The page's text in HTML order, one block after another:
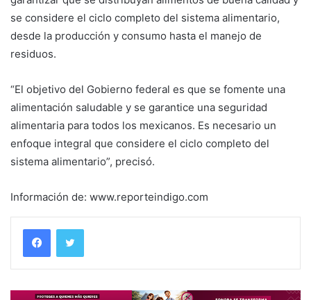
se considere el ciclo completo del sistema alimentario,
desde la producción y consumo hasta el manejo de
residuos.
“El objetivo del Gobierno federal es que se fomente una
alimentación saludable y se garantice una seguridad
alimentaria para todos los mexicanos. Es necesario un
enfoque integral que considere el ciclo completo del
sistema alimentario”, precisó.
Información de: www.reporteindigo.com